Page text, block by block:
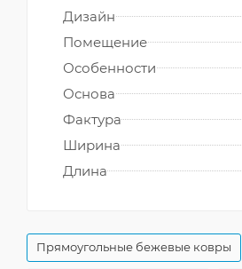
Дизайн
Помещение
Особенности
Основа
Фактура
Ширина
Длина
Прямоугольные бежевые ковры